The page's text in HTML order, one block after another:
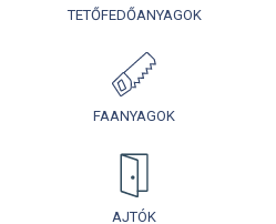
TETŐFEDŐANYAGOK
FAANYAGOK
AJTÓK